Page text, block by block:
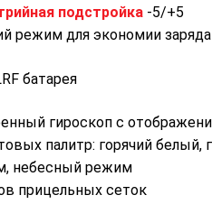
подстройка -5/+5
режим для экономии
гироскоп с
палитр: горячий белый,
небесный режим
прицельных сеток